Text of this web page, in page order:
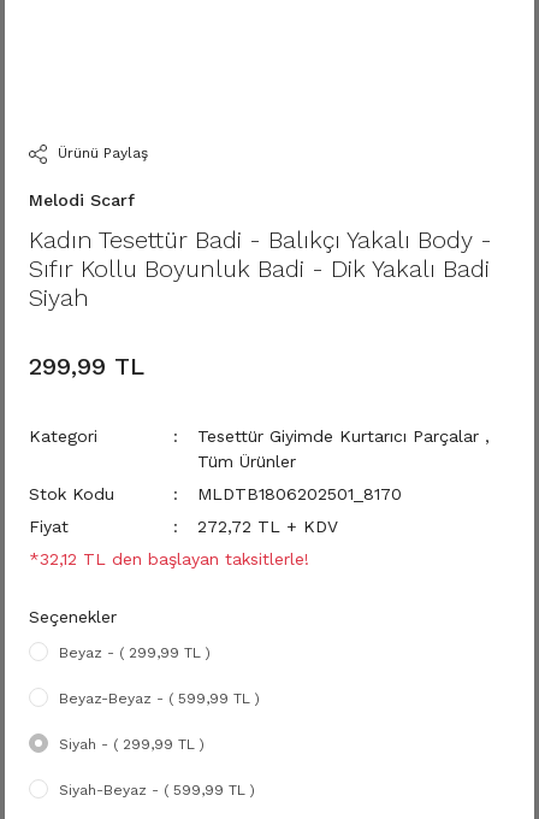
Ürünü Paylaş
Melodi Scarf
Kadın Tesettür Badi - Balıkçı Yakalı Body -
Sıfır Kollu Boyunluk Badi - Dik Yakalı Badi
Siyah
299,99 TL
Kategori Tesettür Giyimde Kurtarıcı Parçalar ,
Tüm Ürünler
Stok Kodu
MLDTB1806202501_8170
Fiyat
272,72 TL + KDV
*32,12 TL den başlayan taksitlerle!
Seçenekler
Beyaz - ( 299,99 TL )
Beyaz-Beyaz - ( 599,99 TL )
Siyah - ( 299,99 TL )
Siyah-Beyaz - ( 599,99 TL )